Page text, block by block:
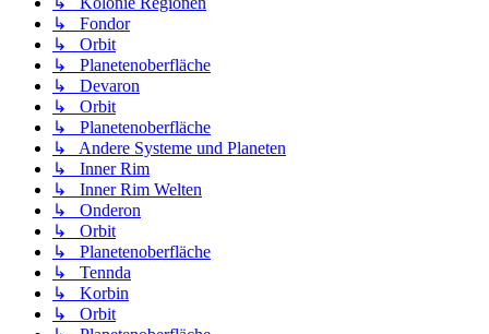
↳ Fondor
↳ Orbit
↳ Planetenoberfläche
↳ Devaron
↳ Orbit
↳ Planetenoberfläche
↳ Andere Systeme und Planeten
↳ Inner Rim
↳ Inner Rim Welten
↳ Onderon
↳ Orbit
↳ Planetenoberfläche
↳ Tennda
↳ Korbin
↳ Orbit